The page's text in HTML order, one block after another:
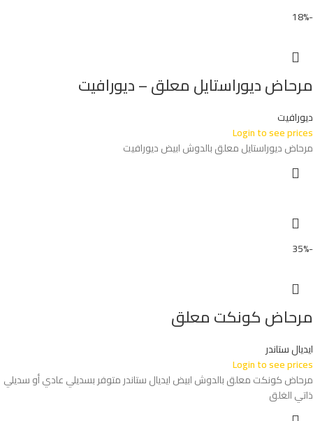
-18%
مرحاض ديوراستايل معلق – ديورافيت
ديورافيت
Login to see prices
مرحاض ديوراستايل معلق بالدوش ابيض ديورافيت
-35%
مرحاض كونكت معلق
ايديال ستاندر
Login to see prices
مرحاض كونكت معلق بالدوش ابيض ايديال ستاندر متوفر بسديلي عادي أو سديلي
ذاتي الغلق